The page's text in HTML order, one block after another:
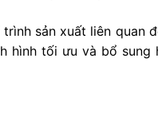
sản xuất liên quan
hình tối ưu và bổ sung